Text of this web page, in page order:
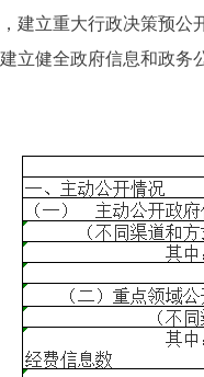
建立重大行政决策预
立健全政府信息和政务